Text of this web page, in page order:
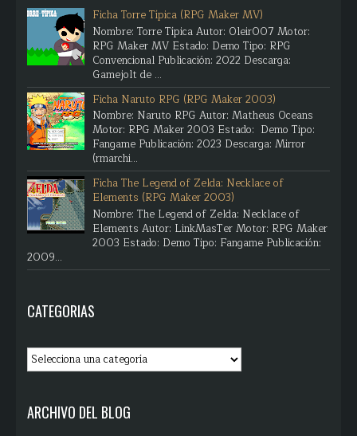
Ficha Torre Típica (RPG Maker MV)
Nombre: Torre Típica Autor: Oleir007 Motor:
RPG Maker MV Estado: Demo Tipo: RPG
Convencional Publicación: 2022 Descarga:
Gamejolt de ...
Ficha Naruto RPG (RPG Maker 2003)
Nombre: Naruto RPG Autor: Matheus Oceans
Motor: RPG Maker 2003 Estado: Demo Tipo:
Fangame Publicación: 2023 Descarga: Mirror
(rmarchi...
Ficha The Legend of Zelda: Necklace of
Elements (RPG Maker 2003)
Nombre: The Legend of Zelda: Necklace of
Elements Autor: LinkMasTer Motor: RPG Maker
2003 Estado: Demo Tipo: Fangame Publicación:
2009...
CATEGORIAS
ARCHIVO DEL BLOG